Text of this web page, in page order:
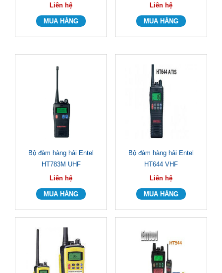
Liên hệ Liên hệ
Bộ đàm hàng hải Entel
HT783M UHF
Liên hệ
Bộ đàm hàng hải Entel
HT644 VHF
Liên hệ